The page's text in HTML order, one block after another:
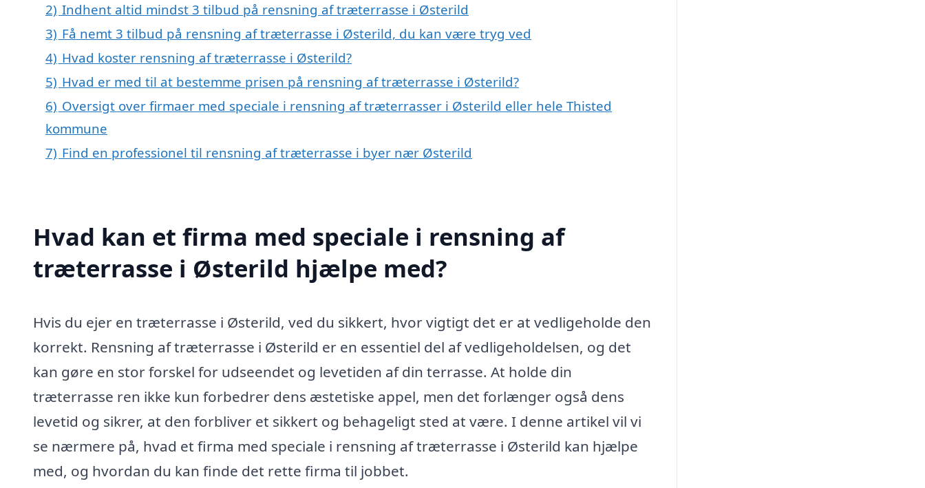
2) Indhent altid mindst 3 tilbud på rensning af træterrasse i Østerild
3) Få nemt 3 tilbud på rensning af træterrasse i Østerild, du kan være tryg ved
4) Hvad koster rensning af træterrasse i Østerild?
5) Hvad er med til at bestemme prisen på rensning af træterrasse i Østerild?
6) Oversigt over firmaer med speciale i rensning af træterrasser i Østerild eller hele Thisted
kommune
7) Find en professionel til rensning af træterrasse i byer nær Østerild
Hvad kan et firma med speciale i rensning af
træterrasse i Østerild hjælpe med?
Hvis du ejer en træterrasse i Østerild, ved du sikkert, hvor vigtigt det er at vedligeholde den
korrekt. Rensning af træterrasse i Østerild er en essentiel del af vedligeholdelsen, og det
kan gøre en stor forskel for udseendet og levetiden af din terrasse. At holde din
træterrasse ren ikke kun forbedrer dens æstetiske appel, men det forlænger også dens
levetid og sikrer, at den forbliver et sikkert og behageligt sted at være. I denne artikel vil vi
se nærmere på, hvad et firma med speciale i rensning af træterrasse i Østerild kan hjælpe
med, og hvordan du kan finde det rette firma til jobbet.